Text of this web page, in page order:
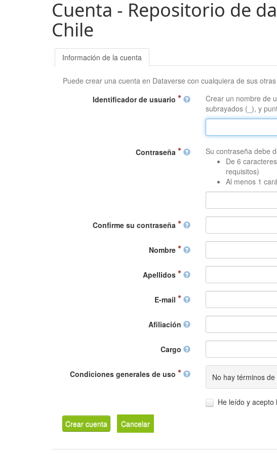
Cuenta - Repositorio de
Chile
Información de la cuenta
Puede crear una cuenta en Dataverse con cualquiera de sus
Identificador de usuario
Crear un nombre de
subrayados (_), y
Contraseña
Su contraseña debe
De 6
requisitos)
Al menos 1
Confirme su contraseña
Nombre
Apellidos
E-mail
Afiliación
Cargo
Condiciones generales de uso No hay términos
He leído y acepto
Crear cuenta Cancelar